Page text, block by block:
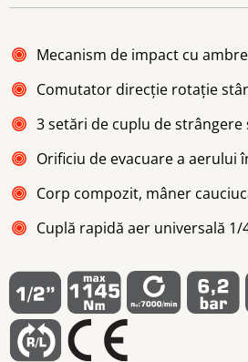
Mecanism de impact cu
Comutator direcție rotație
3 setări de cuplu de
Orificiu de evacuare a aerului
Corp compozit, mâner
Cuplă rapidă aer universală 1/